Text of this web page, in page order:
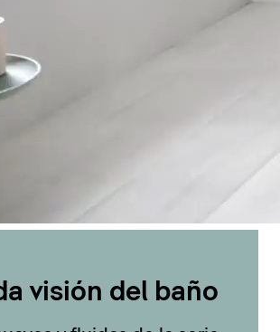
visión del baño